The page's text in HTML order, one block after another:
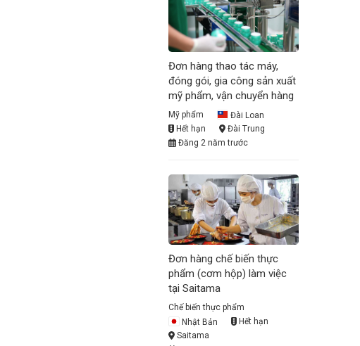
Đơn hàng thao tác máy,
đóng gói, gia công sản xuất
mỹ phẩm, vận chuyển hàng
Mỹ phẩm
Đài Loan
Hết hạn
Đài Trung
Đăng 2 năm trước
Đơn hàng chế biến thực
phẩm (cơm hộp) làm việc
tại Saitama
Chế biến thực phẩm
Nhật Bản
Hết hạn
Saitama